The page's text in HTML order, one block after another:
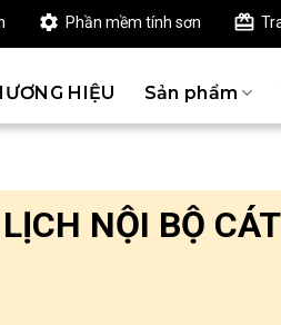
Phần mềm tính sơn
HIỆU Sản phẩm
NỘI BỘ CÁT